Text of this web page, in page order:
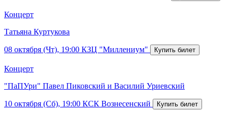
Концерт
Татьяна Куртукова
08 октября (Чт), 19:00 КЗЦ "Миллениум"
Концерт
"ПаПУри" Павел Пиковский и Василий Уриевский
10 октября (Сб), 19:00 КСК Вознесенский